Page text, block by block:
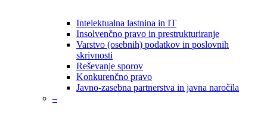
Intelektualna lastnina in IT
Insolvenčno pravo in prestrukturiranje
Varstvo (osebnih) podatkov in poslovnih
skrivnosti
Reševanje sporov
Konkurenčno pravo
Javno-zasebna partnerstva in javna naročila
–